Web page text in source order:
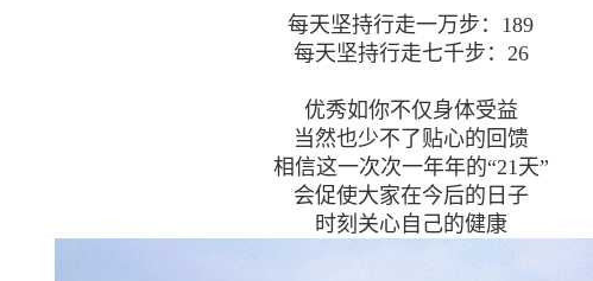
每天坚持行走一万步：189
每天坚持行走七千步：26
优秀如你不仅身体受益
当然也少不了贴心的回馈
相信这一次次一年年的“21天”
会促使大家在今后的日子
时刻关心自己的健康